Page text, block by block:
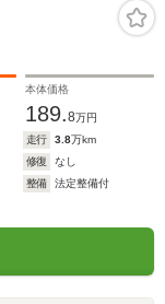
本体価格
189.8万円
走行 3.8万km
修復
なし
整備
法定整備付